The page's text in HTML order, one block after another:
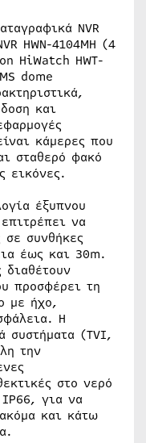
NVR
HWN-4104MH (4
HiWatch HWT-
dome
και
κάμερες που
σταθερό φακό
εικόνες.
έξυπνου
να
σε συνθήκες
έως και 30m.
προσφέρει τη
με ήχο,
Η
συστήματα (TVI,
την
στο νερό
για να
και κάτω